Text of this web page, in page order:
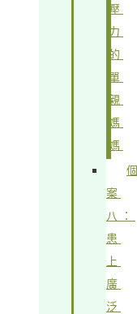
壓
力
的
單
親
媽
媽
個
案
八：
患
上
廣
泛